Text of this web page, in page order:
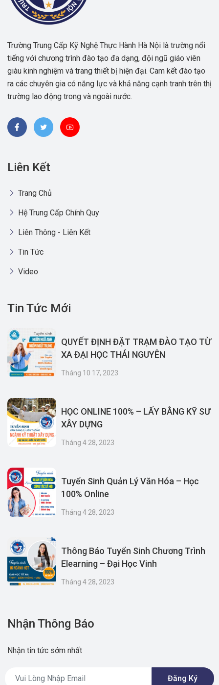
Trường Trung Cấp Kỹ Nghệ Thực Hành Hà Nội là trường nổi
tiếng với chương trình đào tạo đa dạng, đội ngũ giáo viên
giàu kinh nghiệm và trang thiết bị hiện đại. Cam kết đào tạo
ra các chuyên gia có năng lực và khả năng cạnh tranh trên thị
trường lao động trong và ngoài nước.
Liên Kết
Trang Chủ
Hệ Trung Cấp Chính Quy
Liên Thông - Liên Kết
Tin Tức
Video
Tin Tức Mới
QUYẾT ĐỊNH ĐẶT TRẠM ĐÀO TẠO TỪ
XA ĐẠI HỌC THÁI NGUYÊN
Tháng 10 17, 2023
HỌC ONLINE 100% – LẤY BẰNG KỸ SƯ
XÂY DỰNG
Tháng 4 28, 2023
Tuyển Sinh Quản Lý Văn Hóa – Học
100% Online
Tháng 4 28, 2023
Thông Báo Tuyển Sinh Chương Trình
Elearning – Đại Học Vinh
Tháng 4 28, 2023
Nhận Thông Báo
Nhận tin tức sớm nhất
Đăng Ký